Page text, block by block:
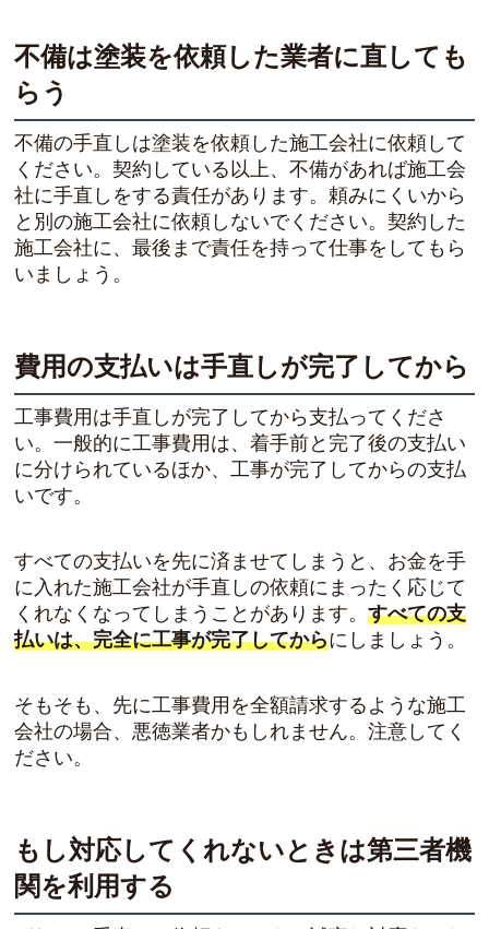
不備は塗装を依頼した業者に直しても
らう
不備の手直しは塗装を依頼した施工会社に依頼して
ください。契約している以上、不備があれば施工会
社に手直しをする責任があります。頼みにくいから
と別の施工会社に依頼しないでください。契約した
施工会社に、最後まで責任を持って仕事をしてもら
いましょう。
費用の支払いは手直しが完了してから
工事費用は手直しが完了してから支払ってくださ
い。一般的に工事費用は、着手前と完了後の支払い
に分けられているほか、工事が完了してからの支払
いです。
すべての支払いを先に済ませてしまうと、お金を手
に入れた施工会社が手直しの依頼にまったく応じて
くれなくなってしまうことがあります。すべての支
払いは、完全に工事が完了してからにしましょう。
そもそも、先に工事費用を全額請求するような施工
会社の場合、悪徳業者かもしれません。注意してく
ださい。
もし対応してくれないときは第三者機
関を利用する